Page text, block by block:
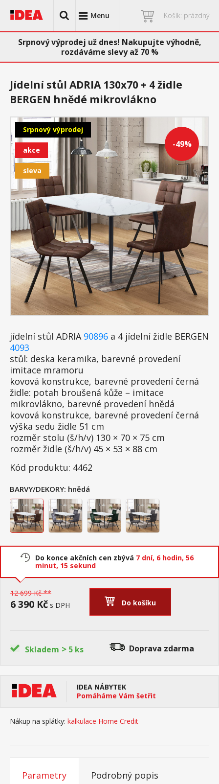
Menu Košík: prázdný
Srpnový výprodej už dnes! Nakupujte výhodně,
rozdáváme slevy až 70 %
-49%
Srpnový výprodej
akce
sleva
Jídelní stůl ADRIA 130x70 + 4 židle
BERGEN hnědé mikrovlákno
jídelní stůl ADRIA 90896 a 4 jídelní židle BERGEN
4093
stůl: deska keramika, barevné provedení
imitace mramoru
kovová konstrukce, barevné provedení černá
židle: potah broušená kůže – imitace
mikrovlákno, barevné provedení hnědá
kovová konstrukce, barevné provedení černá
výška sedu židle 51 cm
rozměr stolu (š/h/v) 130 × 70 × 75 cm
rozměr židle (š/h/v) 45 × 53 × 88 cm
Kód produktu: 4462
BARVY/DEKORY: hnědá
Do konce akčních cen zbývá 7 dní, 6 hodin, 56
minut, 14 sekund
12 699 Kč **
6 390 Kč s DPH Do košíku
Skladem > 5 ks Doprava zdarma
IDEA NÁBYTEK
Pomáháme Vám šetřit
Nákup na splátky: kalkulace Home Credit
Parametry Podrobný popis